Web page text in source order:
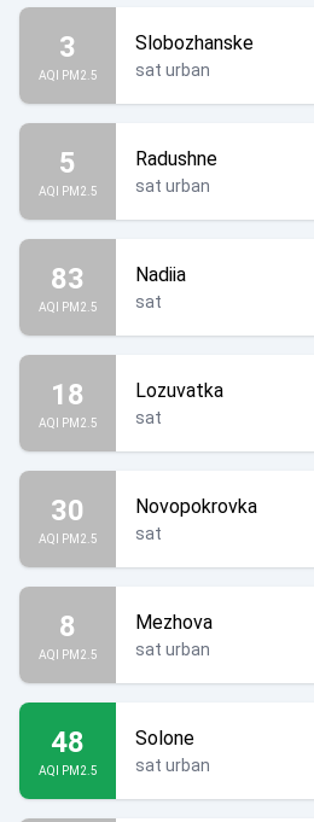
3
AQI PM2.5
Slobozhanske
sat urban
5
AQI PM2.5
Radushne
sat urban
83
AQI PM2.5
Nadiia
sat
18
AQI PM2.5
Lozuvatka
sat
30
AQI PM2.5
Novopokrovka
sat
8
AQI PM2.5
Mezhova
sat urban
48
AQI PM2.5
Solone
sat urban